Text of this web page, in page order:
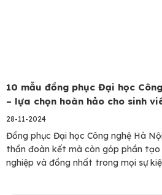
10 mẫu đồng phục Đại học
– lựa chọn hoàn hảo cho sinh
28-11-2024
Đồng phục Đại học Công nghệ Hà
thần đoàn kết mà còn góp phần tạo
nghiệp và đồng nhất trong mọi sự